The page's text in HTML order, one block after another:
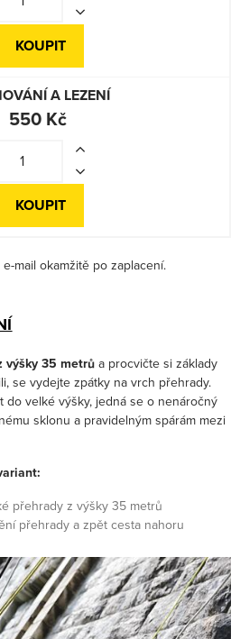
KOUPIT
A LEZENÍ
550 Kč
KOUPIT
mail okamžitě po zaplacení.
výšky 35 metrů a procvičte si základy
se vydejte zpátky na vrch přehrady.
velké výšky, jedná se o nenáročný
sklonu a pravidelným spárám mezi
přehrady z výšky 35 metrů
přehrady a zpět cesta nahoru